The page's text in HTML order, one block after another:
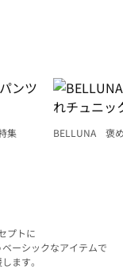
集
BELLUNA 褒
プトに
ーシックなアイテムで
ます。